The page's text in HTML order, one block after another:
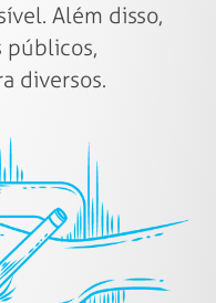
Além disso,
públicos,
diversos.